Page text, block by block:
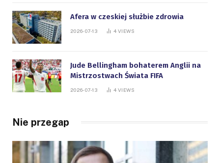
Afera w czeskiej służbie zdrowia
2026-07-13 4 VIEWS
Jude Bellingham bohaterem Anglii na
Mistrzostwach Świata FIFA
2026-07-13 4 VIEWS
Nie przegap